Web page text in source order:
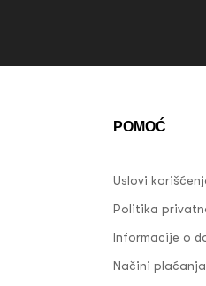
POMOĆ
Uslovi
Politika
Informacije o
Načini plaćanja